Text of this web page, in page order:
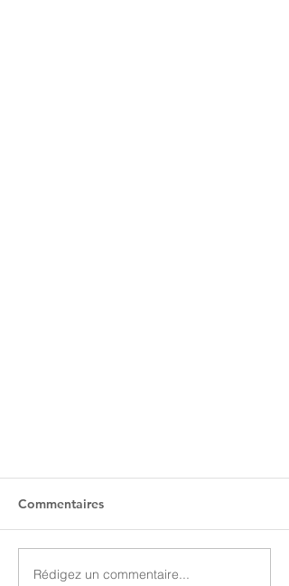
Commentaires
Rédigez un commentaire...